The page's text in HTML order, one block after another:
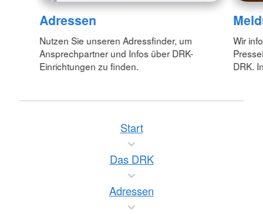
Adressen
Nutzen Sie unseren Adressfinder, um
Ansprechpartner und Infos über DRK-
Einrichtungen zu finden.
Wir
DRK.
Start
Das DRK
Adressen